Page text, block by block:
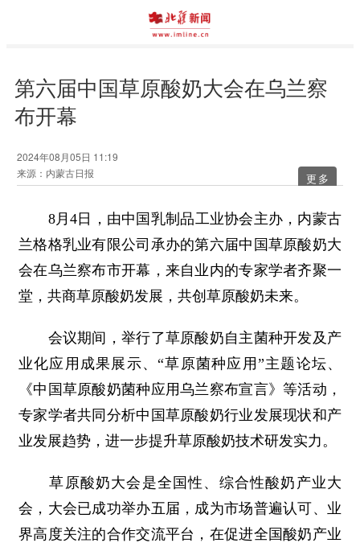
第六届中国草原酸奶大会在乌兰察
布开幕
2024年08月05日 11:19
来源：内蒙古日报
更多
8月4日，由中国乳制品工业协会主办，内蒙古
兰格格乳业有限公司承办的第六届中国草原酸奶大
会在乌兰察布市开幕，来自业内的专家学者齐聚一
堂，共商草原酸奶发展，共创草原酸奶未来。
会议期间，举行了草原酸奶自主菌种开发及产
业化应用成果展示、“草原菌种应用”主题论坛、
《中国草原酸奶菌种应用乌兰察布宣言》等活动，
专家学者共同分析中国草原酸奶行业发展现状和产
业发展趋势，进一步提升草原酸奶技术研发实力。
草原酸奶大会是全国性、综合性酸奶产业大
会，大会已成功举办五届，成为市场普遍认可、业
界高度关注的合作交流平台，在促进全国酸奶产业